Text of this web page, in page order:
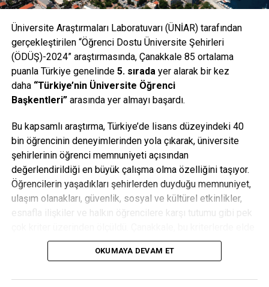
Üniversite Araştırmaları Laboratuvarı (ÜNİAR) tarafından
gerçekleştirilen “Öğrenci Dostu Üniversite Şehirleri
(ÖDÜŞ)-2024” araştırmasında, Çanakkale 85 ortalama
puanla Türkiye genelinde 5. sıradayer alarak bir kez
daha “Türkiye’nin Üniversite Öğrenci
Başkentleri”arasında yer almayı başardı.
Bu kapsamlı araştırma, Türkiye’de lisans düzeyindeki 40
bin öğrencinin deneyimlerinden yola çıkarak, üniversite
şehirlerinin öğrenci memnuniyeti açısından
değerlendirildiği en büyük çalışma olma özelliğini taşıyor.
Öğrencilerin yaşadıkları şehirlerden duyduğu memnuniyet,
ulaşım olanakları, güvenlik, sosyal ve kültürel etkinlikler,
esnafla ilişkiler ve halkın öğrencilere karşı tutumu gibi pek
ettiği yüksek memnuniyet düzeyiyle A+ seviyesinde yer
OKUMAYA DEVAM ET